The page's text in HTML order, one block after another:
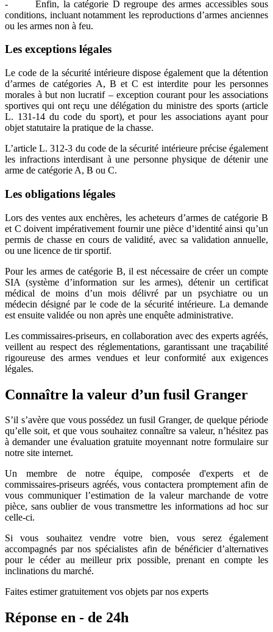
- Enfin, la catégorie D regroupe des armes accessibles sous
conditions, incluant notamment les reproductions d’armes anciennes
ou les armes non à feu.
Les exceptions légales
Le code de la sécurité intérieure dispose également que la détention
d’armes de catégories A, B et C est interdite pour les personnes
morales à but non lucratif – exception courant pour les associations
sportives qui ont reçu une délégation du ministre des sports (article
L. 131-14 du code du sport), et pour les associations ayant pour
objet statutaire la pratique de la chasse.
L’article L. 312-3 du code de la sécurité intérieure précise également
les infractions interdisant à une personne physique de détenir une
arme de catégorie A, B ou C.
Les obligations légales
Lors des ventes aux enchères, les acheteurs d’armes de catégorie B
et C doivent impérativement fournir une pièce d’identité ainsi qu’un
permis de chasse en cours de validité, avec sa validation annuelle,
ou une licence de tir sportif.
Pour les armes de catégorie B, il est nécessaire de créer un compte
SIA (système d’information sur les armes), détenir un certificat
médical de moins d’un mois délivré par un psychiatre ou un
médecin désigné par le code de la sécurité intérieure. La demande
est ensuite validée ou non après une enquête administrative.
Les commissaires-priseurs, en collaboration avec des experts agréés,
veillent au respect des réglementations, garantissant une traçabilité
rigoureuse des armes vendues et leur conformité aux exigences
légales.
Connaître la valeur d’un fusil Granger
S’il s’avère que vous possédez un fusil Granger, de quelque période
qu’elle soit, et que vous souhaitez connaître sa valeur, n’hésitez pas
à demander une évaluation gratuite moyennant notre formulaire sur
notre site internet.
Un membre de notre équipe, composée d'experts et de
commissaires-priseurs agréés, vous contactera promptement afin de
vous communiquer l’estimation de la valeur marchande de votre
pièce, sans oublier de vous transmettre les informations ad hoc sur
celle-ci.
Si vous souhaitez vendre votre bien, vous serez également
accompagnés par nos spécialistes afin de bénéficier d’alternatives
pour le céder au meilleur prix possible, prenant en compte les
inclinations du marché.
Faites estimer gratuitement vos objets par nos experts
Réponse en - de 24h